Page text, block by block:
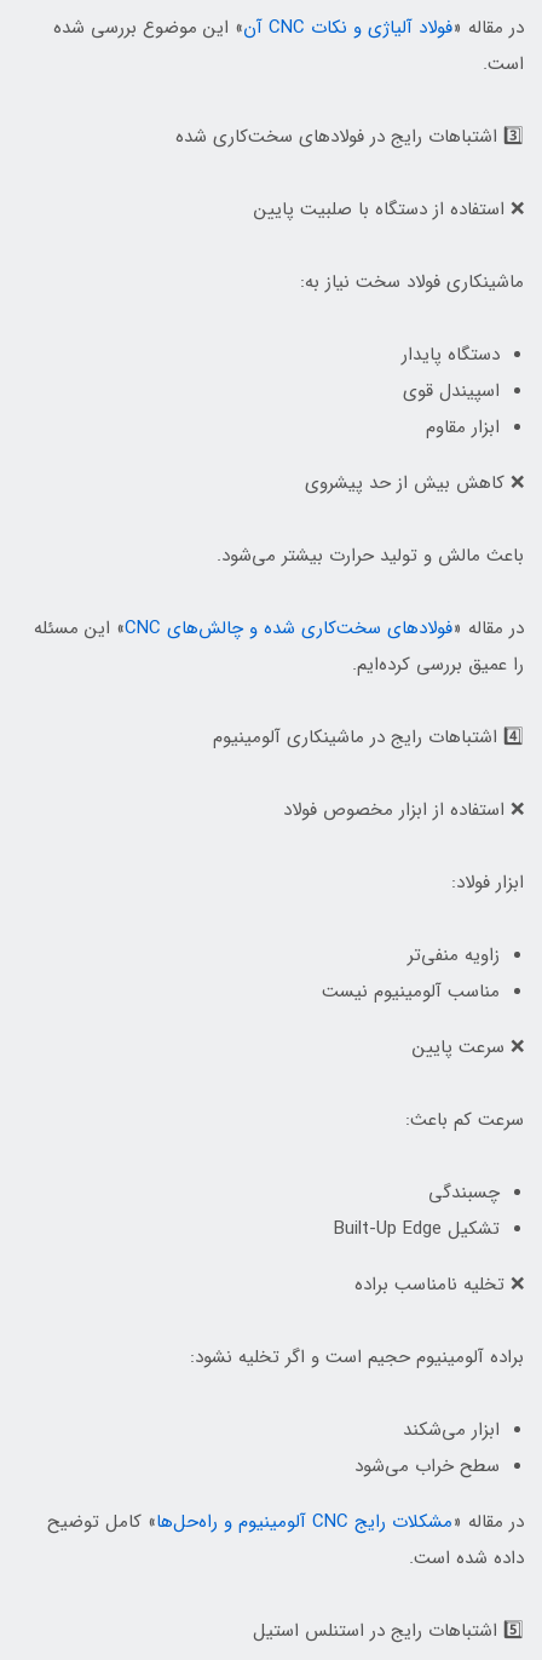
در مقاله «فولاد آلیاژی و نکات CNC آن
» این موضوع بررسی شده
است.
3️⃣ اشتباهات رایج در فولادهای سخت‌کاری شده
❌ استفاده از دستگاه با صلبیت پایین
ماشینکاری فولاد سخت نیاز به:
دستگاه پایدار
اسپیندل قوی
ابزار مقاوم
❌ کاهش بیش از حد پیشروی
باعث مالش و تولید حرارت بیشتر می‌شود.
در مقاله «فولادهای سخت‌کاری شده و چالش‌های CNC
» این مسئله
را عمیق بررسی کرده‌ایم.
4️⃣ اشتباهات رایج در ماشینکاری آلومینیوم
❌ استفاده از ابزار مخصوص فولاد
ابزار فولاد:
زاویه منفی‌تر
مناسب آلومینیوم نیست
❌ سرعت پایین
سرعت کم باعث:
چسبندگی
تشکیل Built-Up Edge
❌ تخلیه نامناسب براده
براده آلومینیوم حجیم است و اگر تخلیه نشود:
ابزار می‌شکند
سطح خراب می‌شود
در مقاله «مشکلات رایج CNC آلومینیوم و راه‌حل‌ها
» کامل توضیح
داده شده است.
5️⃣ اشتباهات رایج در استنلس استیل